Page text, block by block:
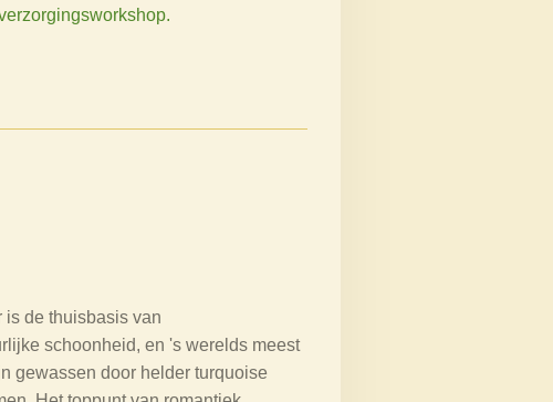
is de thuisbasis van
schoonheid, en 's werelds meest
gewassen door helder turquoise